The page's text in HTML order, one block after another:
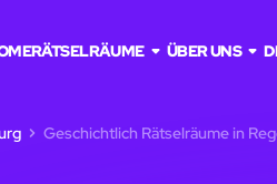
RÄTSELRÄUME ÜBER UNS
Geschichtlich Rätselräume in